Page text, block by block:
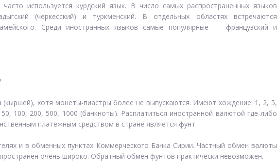
используется курдский язык. В число самых распространенных языков
(черкесский) и туркменский. В отдельных областях встречаются
Среди иностранных языков самые популярные — французский и
(кыршей), хотя монеты-пиастры более не выпускаются. Имеют хождение: 1, 2, 5,
100, 200, 500, 1000 (банкноты). Расплатиться иностранной валютой где-либо
платежным средством в стране является фунт.
и в обменных пунктах Коммерческого Банка Сирии. Частный обмен валюты
очень широко. Обратный обмен фунтов практически невозможен.